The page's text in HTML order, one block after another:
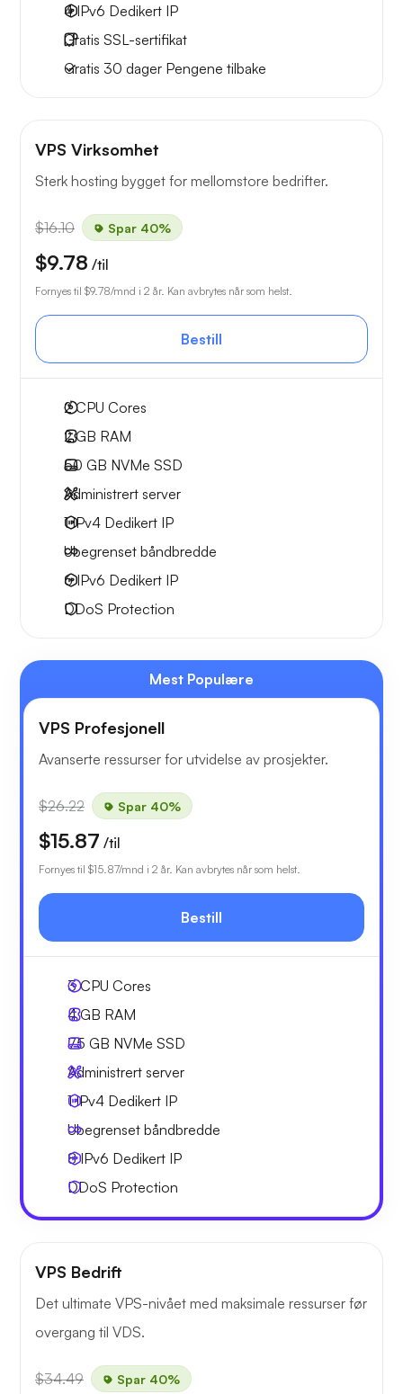
4 IPv6 Dedikert IP
Gratis SSL-sertifikat
Gratis 30 dager Pengene tilbake
VPS Virksomhet
Sterk hosting bygget for mellomstore bedrifter.
$16.10 Spar 40%
$9.78 /til
Fornyes til $9.78/mnd i 2 år. Kan avbrytes når som helst.
Bestill
2CPU Cores
2 GB RAM
50 GB NVMe SSD
Administrert server
1 IPv4 Dedikert IP
Ubegrenset båndbredde
6 IPv6 Dedikert IP
DDoS Protection
Mest Populære
VPS Profesjonell
Avanserte ressurser for utvidelse av prosjekter.
$26.22 Spar 40%
$15.87 /til
Fornyes til $15.87/mnd i 2 år. Kan avbrytes når som helst.
Bestill
3CPU Cores
4 GB RAM
75 GB NVMe SSD
Administrert server
1 IPv4 Dedikert IP
Ubegrenset båndbredde
8 IPv6 Dedikert IP
DDoS Protection
VPS Bedrift
Det ultimate VPS-nivået med maksimale ressurser før
overgang til VDS.
$34.49 Spar 40%